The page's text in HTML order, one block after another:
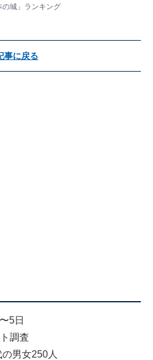
城」ランキング
事に戻る
5日
調査
男女250人